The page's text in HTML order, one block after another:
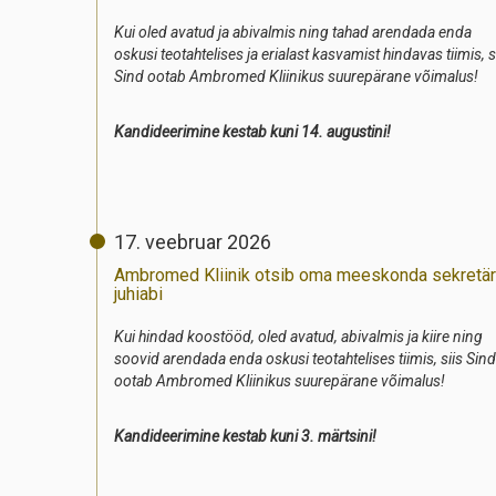
Kui oled avatud ja abivalmis ning tahad arendada enda
oskusi teotahtelises ja erialast kasvamist hindavas tiimis,
Sind ootab Ambromed Kliinikus suurepärane võimalus!
Kandideerimine kestab kuni 14. augustini!
17. veebruar 2026
Ambromed Kliinik otsib oma meeskonda
juhiabi
Kui hindad koostööd, oled avatud, abivalmis ja kiire ning
soovid arendada enda oskusi teotahtelises tiimis, siis Sind
ootab Ambromed Kliinikus suurepärane võimalus!
Kandideerimine kestab kuni 3. märtsini!